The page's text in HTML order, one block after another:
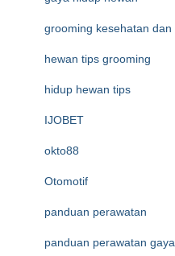
grooming kesehatan dan
hewan tips grooming
hidup hewan tips
IJOBET
okto88
Otomotif
panduan perawatan
panduan perawatan gaya